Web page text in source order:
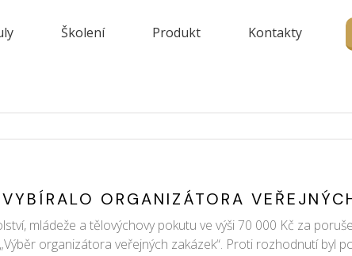
Školení Produkt Kontakty
ORGANIZÁTORA
mládeže a tělovýchovy pokutu ve výši 70 000 Kč za
organizátora veřejných zakázek“. Proti rozhodnutí byl